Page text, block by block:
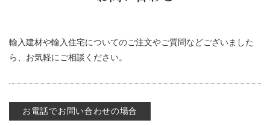
輸入建材や輸入住宅についてのご注文やご質問などございました
ら、お気軽にご相談ください。
お電話でお問い合わせの場合